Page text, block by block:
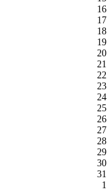
16
17
18
19
20
21
22
23
24
25
26
27
28
29
30
31
1